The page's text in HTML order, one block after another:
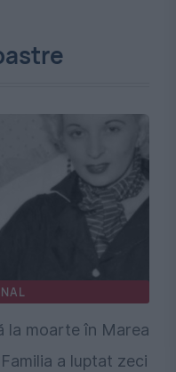
la moarte în Marea
a luptat zeci